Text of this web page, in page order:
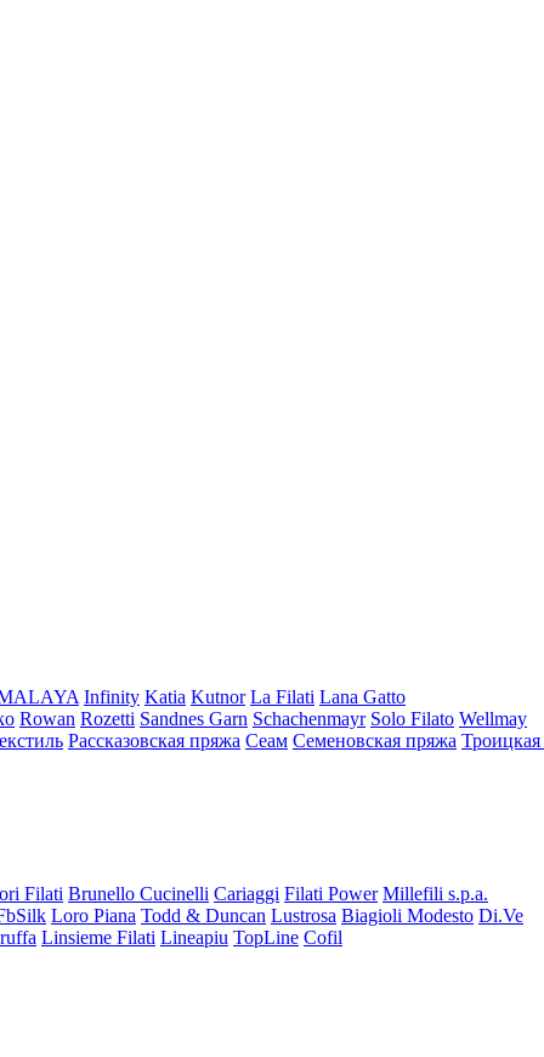
Infinity Katia Kutnor La Filati Lana Gatto
Rowan Rozetti Sandnes Garn Schachenmayr Solo Filato Wellmay
Рассказовская пряжа Сеам Семеновская пряжа
Filati Brunello Cucinelli Cariaggi Filati Power Millefili s.p.a.
Loro Piana Todd & Duncan Lustrosa Biagioli Modesto Di.Ve
Linsieme Filati Lineapiu TopLine Cofil